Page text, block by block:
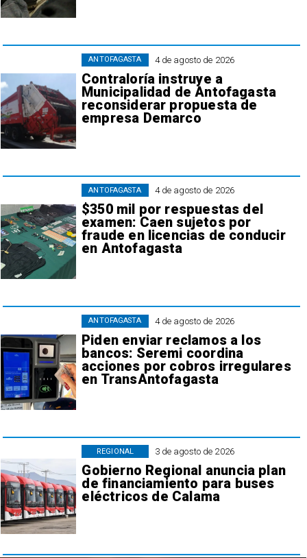
4 de agosto de 2026
Contraloría instruye a
Municipalidad de Antofagasta
reconsiderar propuesta de
empresa Demarco
ANTOFAGASTA
4 de agosto de 2026
$350 mil por respuestas del
examen: Caen sujetos por
fraude en licencias de conducir
en Antofagasta
ANTOFAGASTA
4 de agosto de 2026
Piden enviar reclamos a los
bancos: Seremi coordina
acciones por cobros irregulares
en TransAntofagasta
ANTOFAGASTA
3 de agosto de 2026
Gobierno Regional anuncia plan
de financiamiento para buses
eléctricos de Calama
REGIONAL